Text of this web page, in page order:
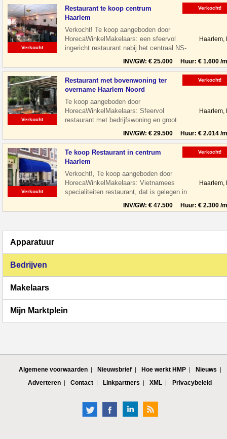
Verkocht
Restaurant te koop centrum
Haarlem
Verkocht! Te koop aangeboden door
HorecaWinkelMakelaars: een sfeervol
ingericht restaurant nabij het centraal NS-
Station te Haarlem. Het restaurant is
Haarlem,
INV/GW: € 25.000 Huur: € 1.600 /
Verkocht!
Verkocht
Restaurant met bovenwoning ter
overname Haarlem Noord
Te koop aangeboden door
HorecaWinkelMakelaars: Sfeervol
restaurant met bedrijfswoning en groot
terras gelegen aan de Floresstraat in
Haarlem Noord. De
Haarlem,
INV/GW: € 29.500 Huur: € 2.014 /
Verkocht!
Verkocht
Te koop Restaurant in centrum
Haarlem
Verkocht!, Te koop aangeboden door
HorecaWinkelMakelaars: Vietnamees
specialiteiten restaurant, dat is gelegen in
de leukste winkelstraat van Haarlem,
Haarlem,
INV/GW: € 47.500 Huur: € 2.300 /
Verkocht!
Apparatuur
Bedrijven
Makelaars
Mijn Marktplein
Algemene voorwaarden Nieuwsbrief Hoe werkt HMP
Nieuws
Adverteren
Contact Linkpartners XML Privacybeleid